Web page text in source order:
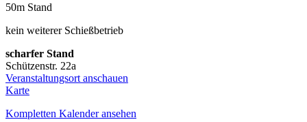
50m Stand
kein weiterer Schießbetrieb
scharfer Stand
Schützenstr. 22a
Veranstaltungsort anschauen
Kartescharfer
Kompletten Kalender ansehen